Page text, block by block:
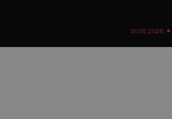
31.05.2026